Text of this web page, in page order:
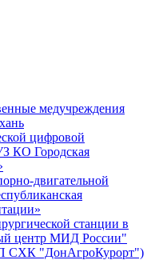
медучреждения
цифровой
КО Городская
двигательной
станции в
центр МИД России"
СХК "ДонАгроКурорт")